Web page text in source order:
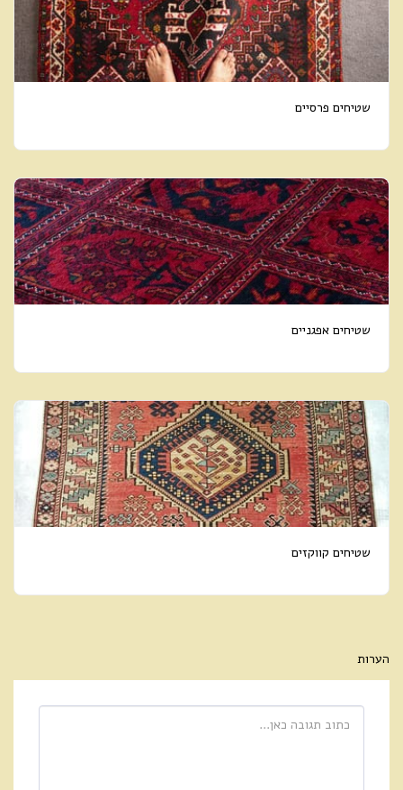
שטיחים פרסיים
שטיחים אפגניים
שטיחים קווקזים
הערות